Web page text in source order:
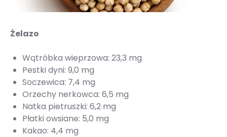
Żelazo
Wątróbka wieprzowa: 23,3 mg
Pestki dyni: 9,0 mg
Soczewica: 7,4 mg
Orzechy nerkowca: 6,5 mg
Natka pietruszki: 6,2 mg
Płatki owsiane: 5,0 mg
Kakao: 4,4 mg